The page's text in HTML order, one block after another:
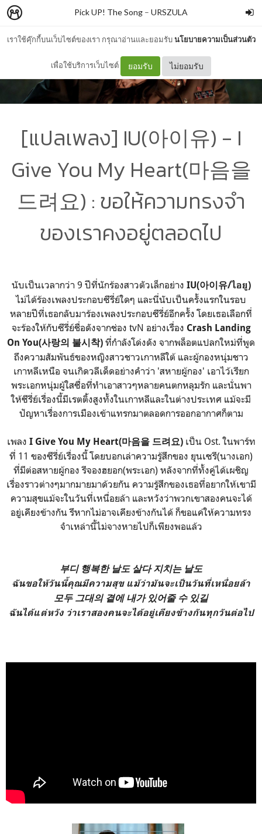
เราใช้คุ๊กกี้บนเว็บไซต์ของเรา กรุณาอ่านและยอมรับนโยบายความเป็นส่วนตัว
เพื่อใช้บริการเว็บไซต์ ยอมรับ ไม่ยอมรับ
Pick UP! The Song – URSZULA
[แปลเพลง] IU(아이유) - I
Give You My Heart(마음을
드려요) : ขอให้ความทรงจำ
ของเราคงอยู่ตลอดไป
นับเป็นเวลากว่า 9 ปีที่นักร้องสาวตัวเล็กอย่าง IU(아이유/ไอยู)
ไม่ได้ร้องเพลงประกอบซีรี่ย์ใดๆ และนี่นับเป็นครั้งแรกในรอบ
หลายปีที่เธอกลับมาร้องเพลงประกอบซีรี่ย์อีกครั้ง โดยเธอเลือกที่
จะร้องให้กับซีรี่ย์ชื่อดังจากช่อง tvN อย่างเรื่อง Crash Landing
On You(사랑의 불시착) ที่กำลังโด่งดัง จากพล็อตแปลกใหม่ที่พูด
ถึงความสัมพันธ์ของหญิงสาวชาวเกาหลีใต้ และผู้กองหนุ่มชาว
เกาหลีเหนือ จนเกิดวลีเด็ดอย่างคำว่า 'สหายผู้กอง' เอาไว้เรียก
พระเอกหนุ่มผู้ใสซื่อที่ทำเอาสาวๆหลายคนตกหลุมรัก และนั่นพา
ให้ซีรี่ย์เรื่องนี้มีเรตติ้งสูงทั้งในเกาหลีและในต่างประเทศ แม้จะมี
ปัญหาเรื่องการเมืองเข้าแทรกมาตลอดการออกอากาศก็ตาม
เพลง I Give You My Heart(마음을 드려요)เป็น Ost. ในพาร์ท
ที่ 11 ของซีรี่ย์เรื่องนี้ โดยบอกเล่าความรู้สึกของ ยุนเซรี(นางเอก)
ที่มีต่อสหายผู้กอง รีจองฮยอก(พระเอก) หลังจากที่ทั้งคู่ได้เผชิญ
เรื่องราวต่างๆมากมายมาด้วยกัน ความรู้สึกของเธอที่อยากให้เขามี
ความสุขแม้จะในวันที่เหนื่อยล้า และหวังว่าพวกเขาสองคนจะได้
อยู่เคียงข้างกัน รึหากไม่อาจเคียงข้างกันได้ ก็ขอแค่ให้ความทรง
จำเหล่านี้ไม่จางหายไปก็เพียงพอแล้ว
부디 행복한 날도 살다 지치는 날도
ฉันขอให้วันนี้คุณมีความสุข แม้ว่ามันจะเป็นวันที่เหนื่อยล้า
모두 그대의 곁에 내가 있어줄 수 있길
ฉันได้แต่หวัง ว่าเราสองคนจะได้อยู่เคียงข้างกันทุกวันต่อไป